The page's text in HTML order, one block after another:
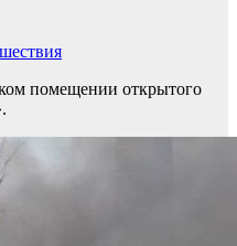
помещении открытого